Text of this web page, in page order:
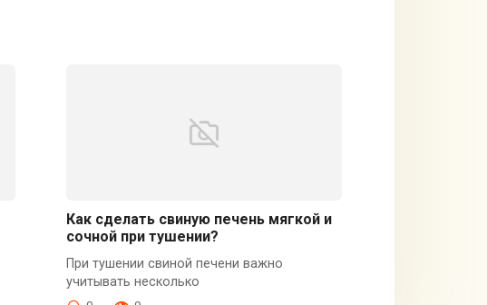
Как сделать свиную печень мягкой и
сочной при тушении?
При тушении свиной печени важно
учитывать несколько